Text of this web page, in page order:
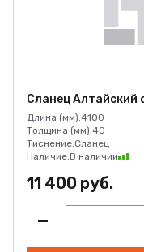
Сланец Алтайский
Длина (мм):4100
Толщина (мм):40
Тиснение:Сланец
Наличие:В наличии
11 400 руб.